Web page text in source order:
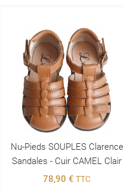
Nu-Pieds SOUPLES Clarence
Sandales - Cuir CAMEL Clair
78,90 € TTC